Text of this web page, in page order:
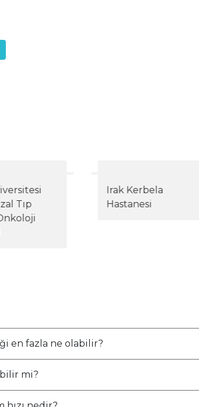
Tıp
Irak Kerbela
Hastanesi
en fazla ne olabilir?
mi?